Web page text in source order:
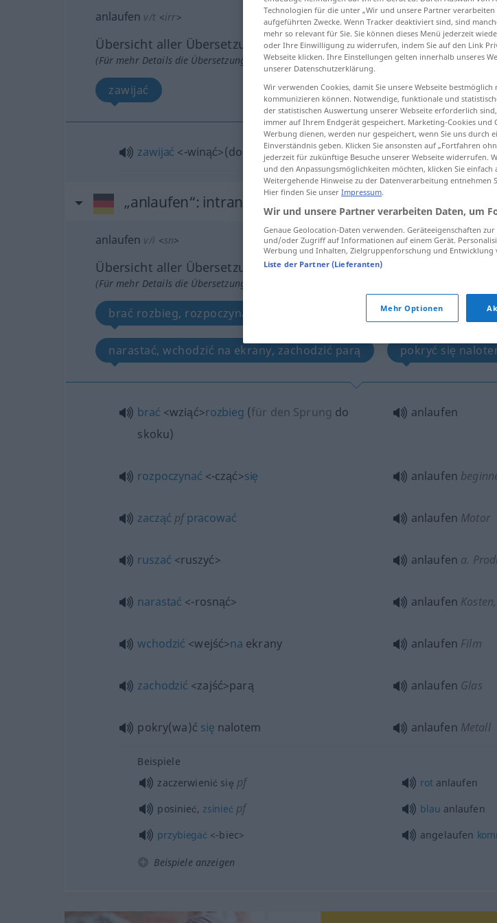
anlaufen v/t <irr>
Übersicht aller Übersetzungen
(Für mehr Details die Übersetzung anklicken/antippen)
zawijać
zawijać <-winąć>(do ) anlaufenHafen
„anlaufen“: intransitives Verb
anlaufen v/i <sn>
Übersicht aller Übersetzungen
(Für mehr Details die Übersetzung anklicken/antippen)
brać rozbieg, rozpoczynać się, zacząć pracować, ruszać
narastać, wchodzić na ekrany, zachodzić parą pokryć się
brać <wziąć>rozbieg (für den Sprung do
skoku)
anlaufen
rozpoczynać <-cząć>się anlaufen
zacząć pfpracować anlaufen Motor
ruszać <ruszyć> anlaufen a.
narastać <-rosnąć> anlaufen
wchodzić <wejść>na ekrany anlaufen Film
zachodzić <zajść>parą anlaufen Glas
pokry(wa)ć się nalotem anlaufen Metall
Beispiele
zaczerwienić się pf rotanlaufen
posinieć, zsiniećpf blau anlaufen
przybiegać <-biec> angelaufen
Beispiele anzeigen
Technologien für die unter „Wir und unsere Partner
aufgeführten Zwecke. Wenn Tracker deaktiviert sind, sind
mehr so relevant für Sie. Sie können dieses Menü jederzeit
oder Ihre Einwilligung zu widerrufen, indem Sie auf den Link
Webseite klicken. Ihre Einstellungen gelten innerhalb unseres
unserer Datenschutzerklärung.
Wir verwenden Cookies, damit Sie unsere Webseite
kommunizieren können. Notwendige, funktionale und
der statistischen Auswertung unserer Webseite erforderlich
immer auf Ihrem Endgerät gespeichert. Marketing-Cookies
Werbung dienen, werden nur gespeichert, wenn Sie uns durch
Einverständnis geben. Klicken Sie ansonsten auf „Fortfahren
jederzeit für zukünftige Besuche unserer Webseite widerrufen.
und den Anpassungsmöglichkeiten möchten, klicken Sie
Weitergehende Hinweise zu der Datenverarbeitung entnehmen
Hier finden Sie unser Impressum.
Wir und unsere Partner verarbeiten Daten, um
Genaue Geolocation-Daten verwenden. Geräteeigenschaften
und/oder Zugriff auf Informationen auf einem Gerät.
Werbung und Inhalten, Zielgruppenforschung und Entwicklung
Liste der Partner (Lieferanten)
Mehr Optionen